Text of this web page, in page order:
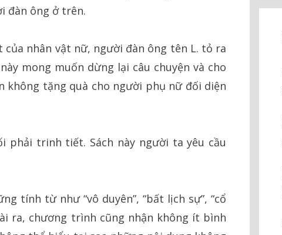
đàn ông ở trên.
nhân vật nữ, người đàn ông tên L. tỏ ra
mong muốn dừng lại câu chuyện và cho
không tặng quà cho người phụ nữ đối diện
phải trinh tiết. Sách này người ta yêu cầu
tính từ như “vô duyên”, “bất lịch sự”, “cổ
ra, chương trình cũng nhận không ít bình